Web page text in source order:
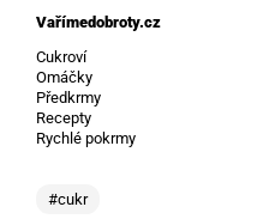
Vařímedobroty.cz
Cukroví
Omáčky
Předkrmy
Recepty
Rychlé pokrmy
#cukr